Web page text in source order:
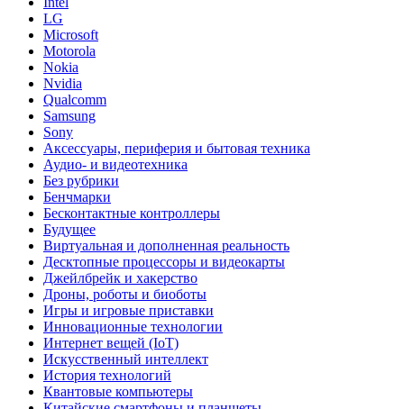
LG
Microsoft
Motorola
Nokia
Nvidia
Qualcomm
Samsung
Sony
Аксессуары, периферия и бытовая техника
Аудио- и видеотехника
Без рубрики
Бенчмарки
Бесконтактные контроллеры
Будущее
Виртуальная и дополненная реальность
Десктопные процессоры и видеокарты
Джейлбрейк и хакерство
Дроны, роботы и биоботы
Игры и игровые приставки
Инновационные технологии
Интернет вещей (IoT)
Искусственный интеллект
История технологий
Квантовые компьютеры